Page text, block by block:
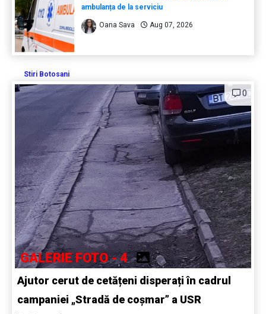
ambulanța de la serviciu
Oana Sava Aug 07, 2026
Stiri Botosani
0
GALERIE FOTO - 4
Ajutor cerut de cetățeni disperați în cadrul
campaniei „Stradă de coșmar” a USR